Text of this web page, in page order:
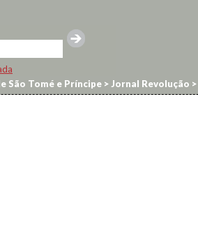
São Tomé e Príncipe > Jornal Revolução >